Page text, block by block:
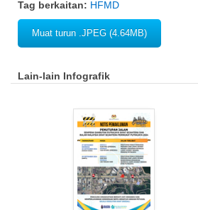
Tag berkaitan: HFMD
Muat turun .JPEG (4.64MB)
Lain-lain Infografik